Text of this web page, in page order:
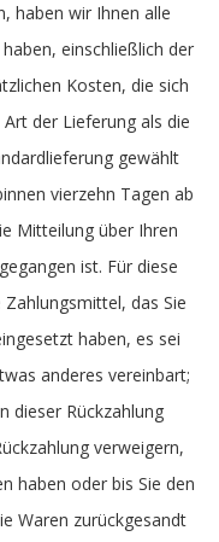
haben wir Ihnen alle
einschließlich der
Kosten, die sich
der Lieferung als die
gewählt
vierzehn Tagen ab
Mitteilung über Ihren
ist. Für diese
das Sie
haben, es sei
anderes vereinbart;
dieser Rückzahlung
verweigern,
haben oder bis Sie den
Waren zurückgesandt